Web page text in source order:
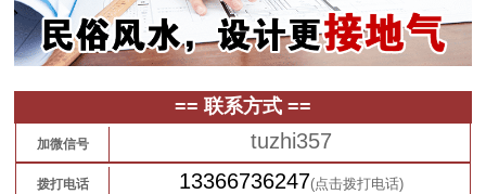
== 联系方式 ==
加微信号 tuzhi357
拨打电话 13366736247(点击拨打电话)